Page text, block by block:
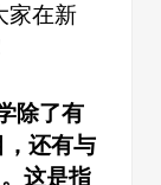
家在新
除了有
还有与
这是指